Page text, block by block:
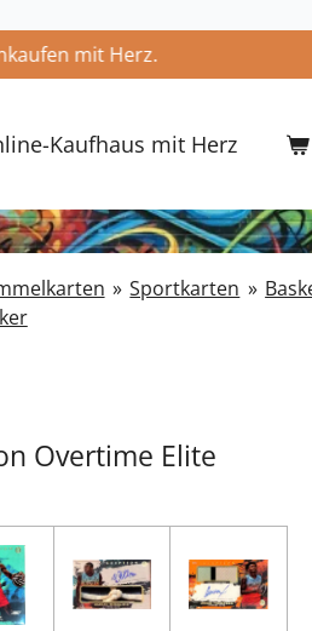
mit Herz.
Kaufhaus mit Herz
» Sportkarten »
Overtime Elite